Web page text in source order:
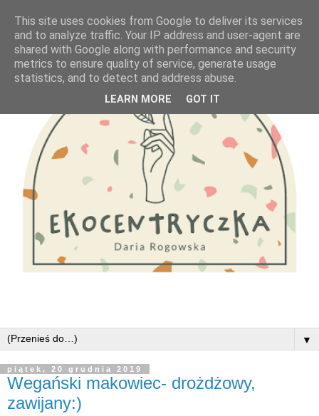
▼
piątek, 20 grudnia 2019
Wegański makowiec- drożdżowy,
zawijany:)
This site uses cookies from Google to deliver its services
and to analyze traffic. Your IP address and user-agent are
shared with Google along with performance and security
metrics to ensure quality of service, generate usage
statistics, and to detect and address abuse.
LEARN MORE GOT IT